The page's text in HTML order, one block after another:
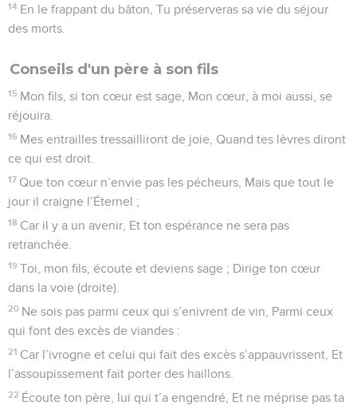
14 En le frappant du bâton, Tu préserveras sa vie du séjour
des morts.
Conseils d'un père à son fils
15 Mon fils, si ton cœur est sage, Mon cœur, à moi aussi, se
réjouira.
16 Mes entrailles tressailliront de joie, Quand tes lèvres diront
ce qui est droit.
17 Que ton cœur n’envie pas les pécheurs, Mais que tout le
jour il craigne l’Éternel ;
18 Car il y a un avenir, Et ton espérance ne sera pas
retranchée.
19 Toi, mon fils, écoute et deviens sage ; Dirige ton cœur
dans la voie (droite).
20 Ne sois pas parmi ceux qui s’enivrent de vin, Parmi ceux
qui font des excès de viandes :
21 Car l’ivrogne et celui qui fait des excès s’appauvrissent, Et
l’assoupissement fait porter des haillons.
22 Écoute ton père, lui qui t’a engendré, Et ne méprise pas ta